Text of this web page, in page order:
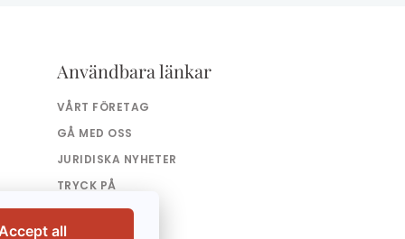
Användbara länkar
VÅRT FÖRETAG
GÅ MED OSS
JURIDISKA NYHETER
TRYCK PÅ
KONTAKTA
Accept all